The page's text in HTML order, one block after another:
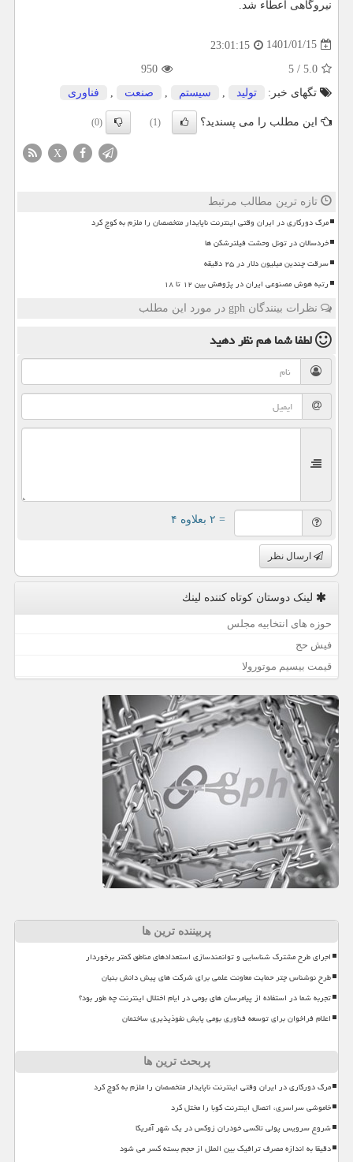
نیروگاهی اعطاء شد.
1401/01/15
23:01:15
5.0
/
5
950
تگهای خبر:
تولید , سیستم , صنعت , فناوری
این مطلب را می پسندید؟ (1)
(0)
X
تازه ترین مطالب مرتبط
مرگ دورکاری در ایران وقتی اینترنت ناپایدار متخصصان را ملزم به کوچ کرد
خردسالان در تونل وحشت فیلترشکن ها
سرقت چندین میلیون دلار در ۲۵ دقیقه
رتبه هوش مصنوعی ایران در پژوهش بین ۱۲ تا ۱۸
نظرات بینندگان gph در مورد این مطلب
لطفا شما همنظر دهید
= ۲ بعلاوه ۴
ارسال نظر
لینک دوستان كوتاه كننده لینك
حوزه های انتخابیه مجلس
فیش حج
قیمت بیسیم موتورولا
پربیننده ترین ها
اجرای طرح مشترک شناسایی و توانمندسازی استعدادهای مناطق کمتر برخوردار
طرح نوشناس چتر حمایت معاونت علمی برای شرکت های پیش دانش بنیان
تجربه شما در استفاده از پیامرسان های بومی در ایام اختلال اینترنت چه طور بود؟
اعلام فراخوان برای توسعه فناوری بومی پایش نفوذپذیری ساختمان
پربحث ترین ها
مرگ دورکاری در ایران وقتی اینترنت ناپایدار متخصصان را ملزم به کوچ کرد
خاموشی سراسری، اتصال اینترنت کوبا را مختل کرد
شروع سرویس پولی تاکسی خودران زوکس در یک شهر آمریکا
دقیقا به اندازه مصرف ترافیک بین الملل از حجم بسته کسر می شود